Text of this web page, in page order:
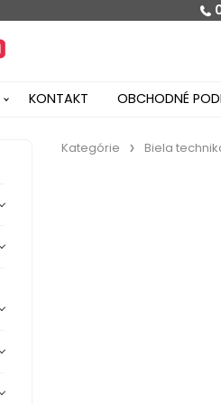
KONTAKT OBCHODNÉ
Kategórie Biela